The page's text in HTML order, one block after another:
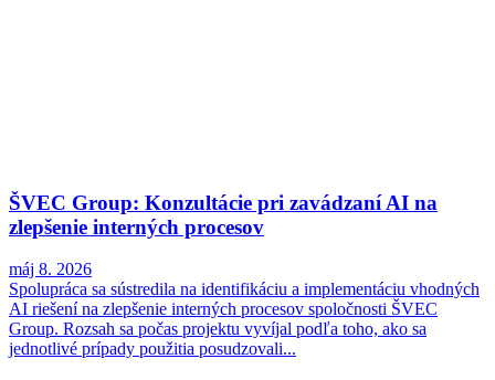
ŠVEC Group: Konzultácie pri zavádzaní AI na
zlepšenie interných procesov
máj 8. 2026
Spolupráca sa sústredila na identifikáciu a implementáciu vhodných
AI riešení na zlepšenie interných procesov spoločnosti ŠVEC
Group. Rozsah sa počas projektu vyvíjal podľa toho, ako sa
jednotlivé prípady použitia posudzovali...